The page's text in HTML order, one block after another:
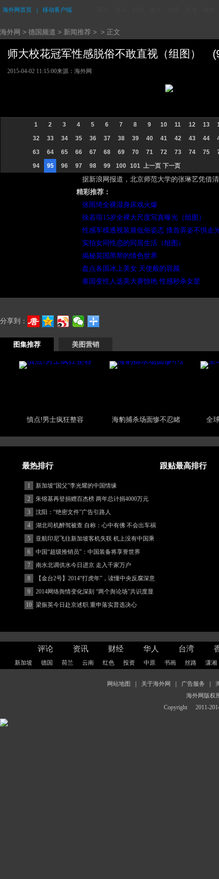
海外网首页 移动客户端
海外网 > 德国频道 > 新闻推荐 > > 正文
师大校花冠军性感脱俗不敢直视（组图）
2015-04-02 11:15:00来源：海外网
1 2 3 4 5 6 7 8 9 10 11 12 13
32
33 34 35 36 37 38 39 40 41 42 43 44
63
64 65 66 67 68 69 70 71 72 73 74 75
94
95 96 97 98 99 100 101 上一页 下一页
据新浪网报道，北京师范大学的张琳艺凭借
精彩推荐：
张雨绮全裸湿身床戏火爆
徐若瑄15岁全裸大尺度写真曝光（组图）
性感车模透视装展低俗姿态 搔首弄姿不惧走
实拍女同性恋的同居生活（组图）
揭秘英国黑帮的情色世界
盘点各国冰上美女 天使般的容颜
泰国变性人选美大赛惊艳 性感秒杀女星
分享到：
图集推荐 美图营销
慎点!男士疯狂整容 海豹捕杀场面惨不忍睹 全
最热排行 跟贴最高排行
1
新加坡“国父”李光耀的中国情缘
2
朱镕基再登捐赠百杰榜 两年总计捐4000万元
3
沈阳：“绝密文件”广告引路人
4
湖北司机醉驾被查 自称：心中有佛 不会出车祸
(图)
5
亚航印尼飞往新加坡客机失联 机上没有中国乘
客
6
中国“超级推销员”：中国装备将享誉世界
7
南水北调供水今日进京 走入千家万户
8
【金台2号】2014“打虎年”，读懂中央反腐深意
9
2014网络舆情变化深刻 “两个舆论场”共识度显
著增强
10 梁振英今日赴京述职 重申落实普选决心
评论 资讯 财经 华人 台湾
新加坡 德国 荷兰 云南 红色 投资 中原 书画 丝路 潇湘
网站地图 关于海外网 广告服务
海外网版权
Copyright
2011-